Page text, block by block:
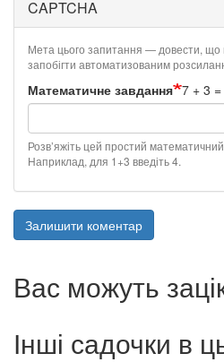
CAPTCHA
Мета цього запитання — довести, що
запобігти автоматизованим
Математичне завдання 7 + 3 =
Розв’яжіть цей простий математичний
Наприклад, для 1+3 введіть 4.
Залишити коментар
Вас можуть
Інші садочки в